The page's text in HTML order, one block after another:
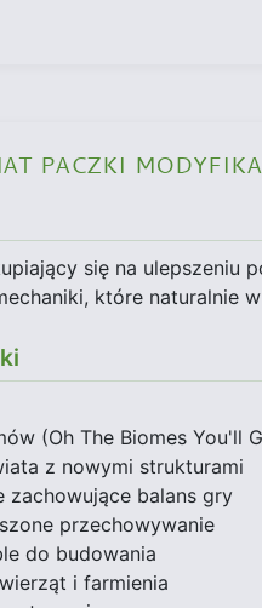
paczki
się na ulepszeniu
które naturalnie
(Oh The Biomes You'll
z nowymi strukturami
zachowujące balans gry
przechowywanie
do budowania
i farmienia